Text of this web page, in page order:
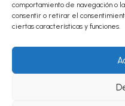
comportamiento de navegación o
consentir o retirar el
ciertas características y funciones.
936 881 538
© Sunflex
PinkStone.
por